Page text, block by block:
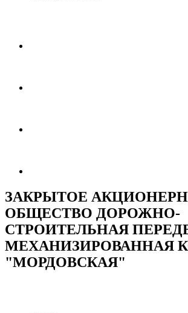
ЗАКРЫТОЕ
ОБЩЕСТВО ДОРОЖНО-
СТРОИТЕЛЬНАЯ
МЕХАНИЗИРОВАННАЯ
"МОРДОВСКАЯ"